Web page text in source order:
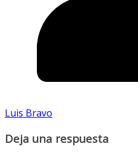
Luis Bravo
Deja una respuesta